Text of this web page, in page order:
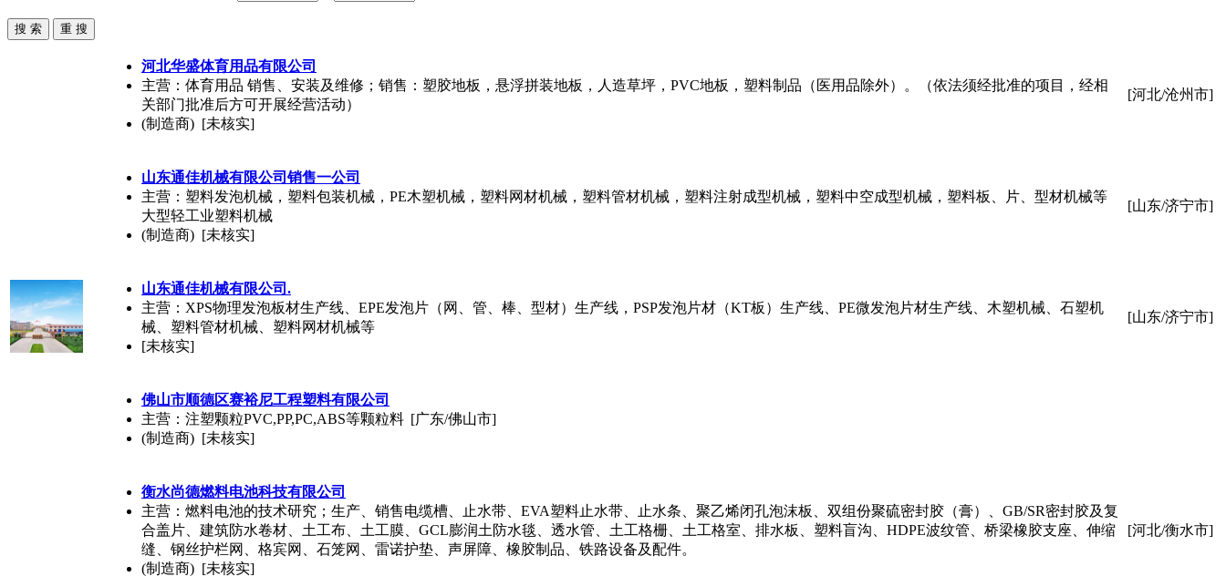
河北华盛体育用品有限公司
主营：体育用品 销售、安装及维修；销售：塑胶地板，悬浮拼装地板，人造草坪，PVC地板，塑料制品（医用品除外）。（依法须经批准的项目，经相
关部门批准后方可开展经营活动）
(制造商) [未核实]
[河北/沧州市]
山东通佳机械有限公司销售一公司
主营：塑料发泡机械，塑料包装机械，PE木塑机械，塑料网材机械，塑料管材机械，塑料注射成型机械，塑料中空成型机械，塑料板、片、型材机械等
大型轻工业塑料机械
(制造商) [未核实]
[山东/济宁市]
山东通佳机械有限公司.
主营：XPS物理发泡板材生产线、EPE发泡片（网、管、棒、型材）生产线，PSP发泡片材（KT板）生产线、PE微发泡片材生产线、木塑机械、石塑机
械、塑料管材机械、塑料网材机械等
[未核实]
[山东/济宁市]
佛山市顺德区赛裕尼工程塑料有限公司
主营：注塑颗粒PVC,PP,PC,ABS等颗粒料
(制造商) [未核实]
[广东/佛山市]
衡水尚德燃料电池科技有限公司
主营：燃料电池的技术研究；生产、销售电缆槽、止水带、EVA塑料止水带、止水条、聚乙烯闭孔泡沫板、双组份聚硫密封胶（膏）、GB/SR密封胶及复
合盖片、建筑防水卷材、土工布、土工膜、GCL膨润土防水毯、透水管、土工格栅、土工格室、排水板、塑料盲沟、HDPE波纹管、桥梁橡胶支座、伸缩
缝、钢丝护栏网、格宾网、石笼网、雷诺护垫、声屏障、橡胶制品、铁路设备及配件。
(制造商) [未核实]
[河北/衡水市]